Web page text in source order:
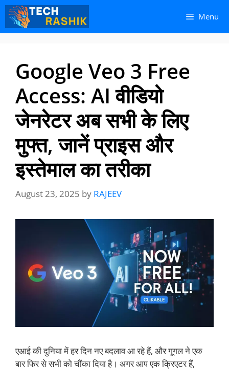
Skip
content
Skip
content
Menu
Google Veo 3 Free
Access: AI वीडियो
जेनरेटर अब सभी के लिए
मुफ्त, जानें प्राइस और
इस्तेमाल का तरीका
August 23, 2025 by RAJEEV
एआई की दुनिया में हर दिन नए बदलाव आ रहे हैं, और गूगल ने एक
बार फिर से सभी को चौंका दिया है। अगर आप एक क्रिएटर हैं,